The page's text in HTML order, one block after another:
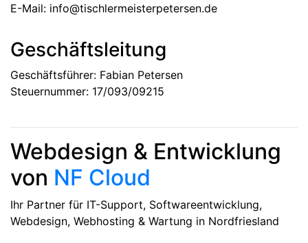
E-Mail: info@tischlermeisterpetersen.de
Geschäftsleitung
Geschäftsführer: Fabian Petersen
Steuernummer: 17/093/09215
Webdesign & Entwicklung
von NF Cloud
Ihr Partner für IT-Support, Softwareentwicklung,
Webdesign, Webhosting & Wartung in Nordfriesland